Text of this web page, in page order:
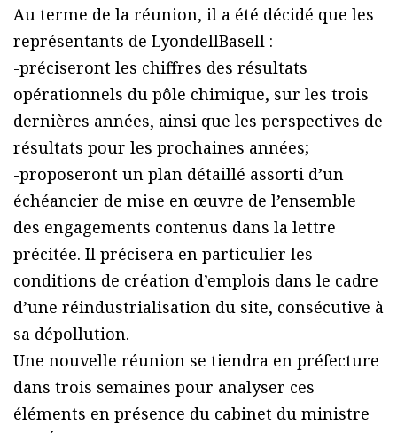
Au terme de la réunion, il a été décidé que les
représentants de LyondellBasell :
-préciseront les chiffres des résultats
opérationnels du pôle chimique, sur les trois
dernières années, ainsi que les perspectives de
résultats pour les prochaines années;
-proposeront un plan détaillé assorti d’un
échéancier de mise en œuvre de l’ensemble
des engagements contenus dans la lettre
précitée. Il précisera en particulier les
conditions de création d’emplois dans le cadre
d’une réindustrialisation du site, consécutive à
sa dépollution.
Une nouvelle réunion se tiendra en préfecture
dans trois semaines pour analyser ces
éléments en présence du cabinet du ministre